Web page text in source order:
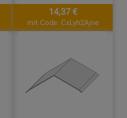
14,37 €
mit Code: CxLyh2Ajne